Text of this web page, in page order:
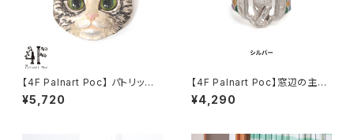
【4F Palnart Poc】 パトリック
ブローチ(アメショ) ネコ
¥5,720
【4F Palnart Poc】窓辺の主リ
ング ネコ
¥4,290